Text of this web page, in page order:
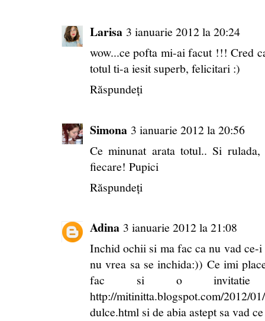
Larisa 3 ianuarie 2012 la 20:24
wow...ce pofta mi-ai facut !!! Cred
totul ti-a iesit superb, felicitari :)
Răspundeți
Simona 3 ianuarie 2012 la 20:56
Ce minunat arata totul.. Si
fiecare! Pupici
Răspundeți
Adina 3 ianuarie 2012 la 21:08
Inchid ochii si ma fac ca nu vad
nu vrea sa se inchida:)) Ce imi
fac si o invitatie
http://mitinitta.blogspot.com/2012/
dulce.html si de abia astept sa vad